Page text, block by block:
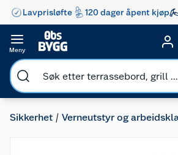
Lavprisløfte 120 dager åpent kjøp
Meny
Sikkerhet Verneutstyr og